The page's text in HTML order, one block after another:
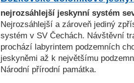
nejrozsáhlejší jeskynní systém
Nejrozsáhlejší a zároveň jediný
systém v SV Čechách. Návštěvní
prochází labyrintem podzemních
jeskyněmi až k největšímu
Národní přírodní památka.